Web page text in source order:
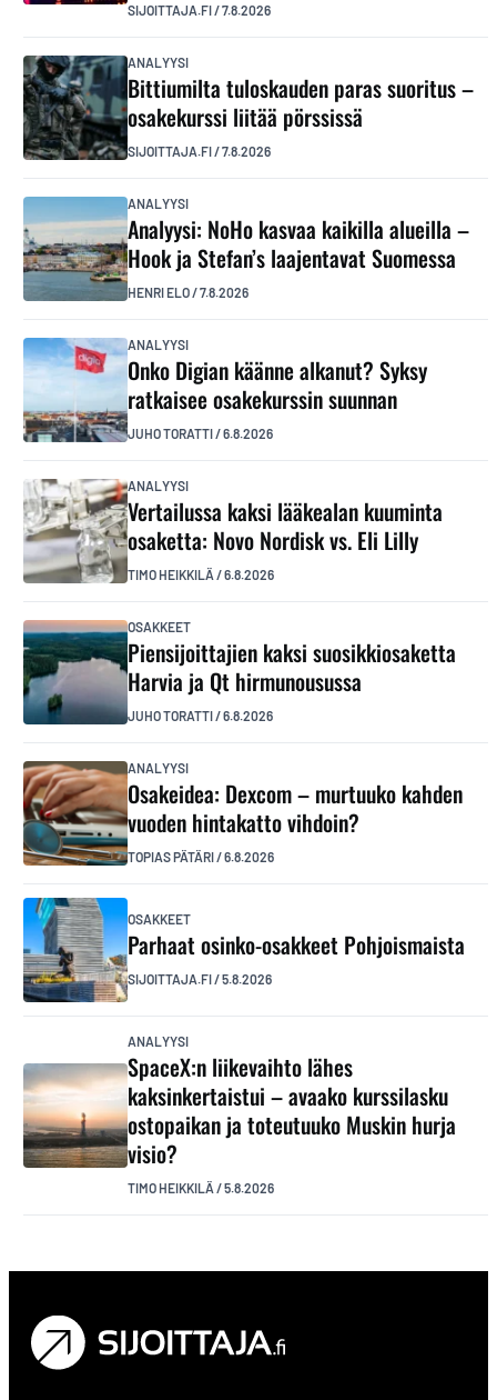
SIJOITTAJA.FI/7.8.2026
ANALYYSI
Bittiumilta tuloskauden paras suoritus –
osakekurssi liitää pörssissä
SIJOITTAJA.FI/7.8.2026
ANALYYSI
Analyysi: NoHo kasvaa kaikilla alueilla –
Hook ja Stefan’s laajentavat Suomessa
HENRI ELO/7.8.2026
ANALYYSI
Onko Digian käänne alkanut? Syksy
ratkaisee osakekurssin suunnan
JUHO TORATTI/6.8.2026
ANALYYSI
Vertailussa kaksi lääkealan kuuminta
osaketta: Novo Nordisk vs. Eli Lilly
TIMO HEIKKILÄ /6.8.2026
OSAKKEET
Piensijoittajien kaksi suosikkiosaketta
Harvia ja Qt hirmunousussa
JUHO TORATTI/6.8.2026
ANALYYSI
Osakeidea: Dexcom – murtuuko kahden
vuoden hintakatto vihdoin?
TOPIAS PÄTÄRI/6.8.2026
OSAKKEET
Parhaat osinko-osakkeet Pohjoismaista
SIJOITTAJA.FI/5.8.2026
ANALYYSI
SpaceX:n liikevaihto lähes
kaksinkertaistui – avaako kurssilasku
ostopaikan ja toteutuuko Muskin hurja
visio?
TIMO HEIKKILÄ /5.8.2026